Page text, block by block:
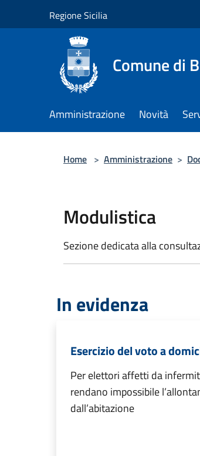
Regione Sicilia
Comune di
Amministrazione Novità
Home > Amministrazione >
Modulistica
Sezione dedicata alla
In evidenza
Esercizio del voto a
Per elettori affetti da
rendano impossibile
dall’abitazione